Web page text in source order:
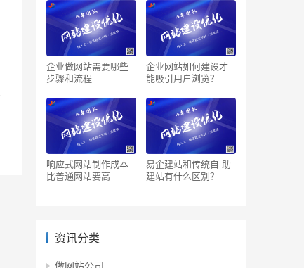
企业做网站需要哪些
步骤和流程
企业网站如何建设才
能吸引用户浏览？
响应式网站制作成本
比普通网站要高
易企建站和传统自 助
建站有什么区别？
资讯分类